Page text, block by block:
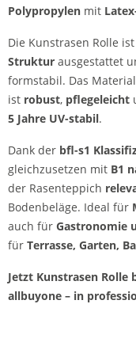
Polypropylen mit
Die Kunstrasen Rolle
Struktur ausgestattet
formstabil. Das Material
ist robust, pflegeleicht
5 Jahre UV-stabil.
Dank der bfl-s1
gleichzusetzen mit B1
der Rasenteppich
Bodenbeläge. Ideal für
auch für Gastronomie
für Terrasse, Garten,
Jetzt Kunstrasen
allbuyone – in